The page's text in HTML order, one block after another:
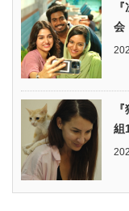
会
組